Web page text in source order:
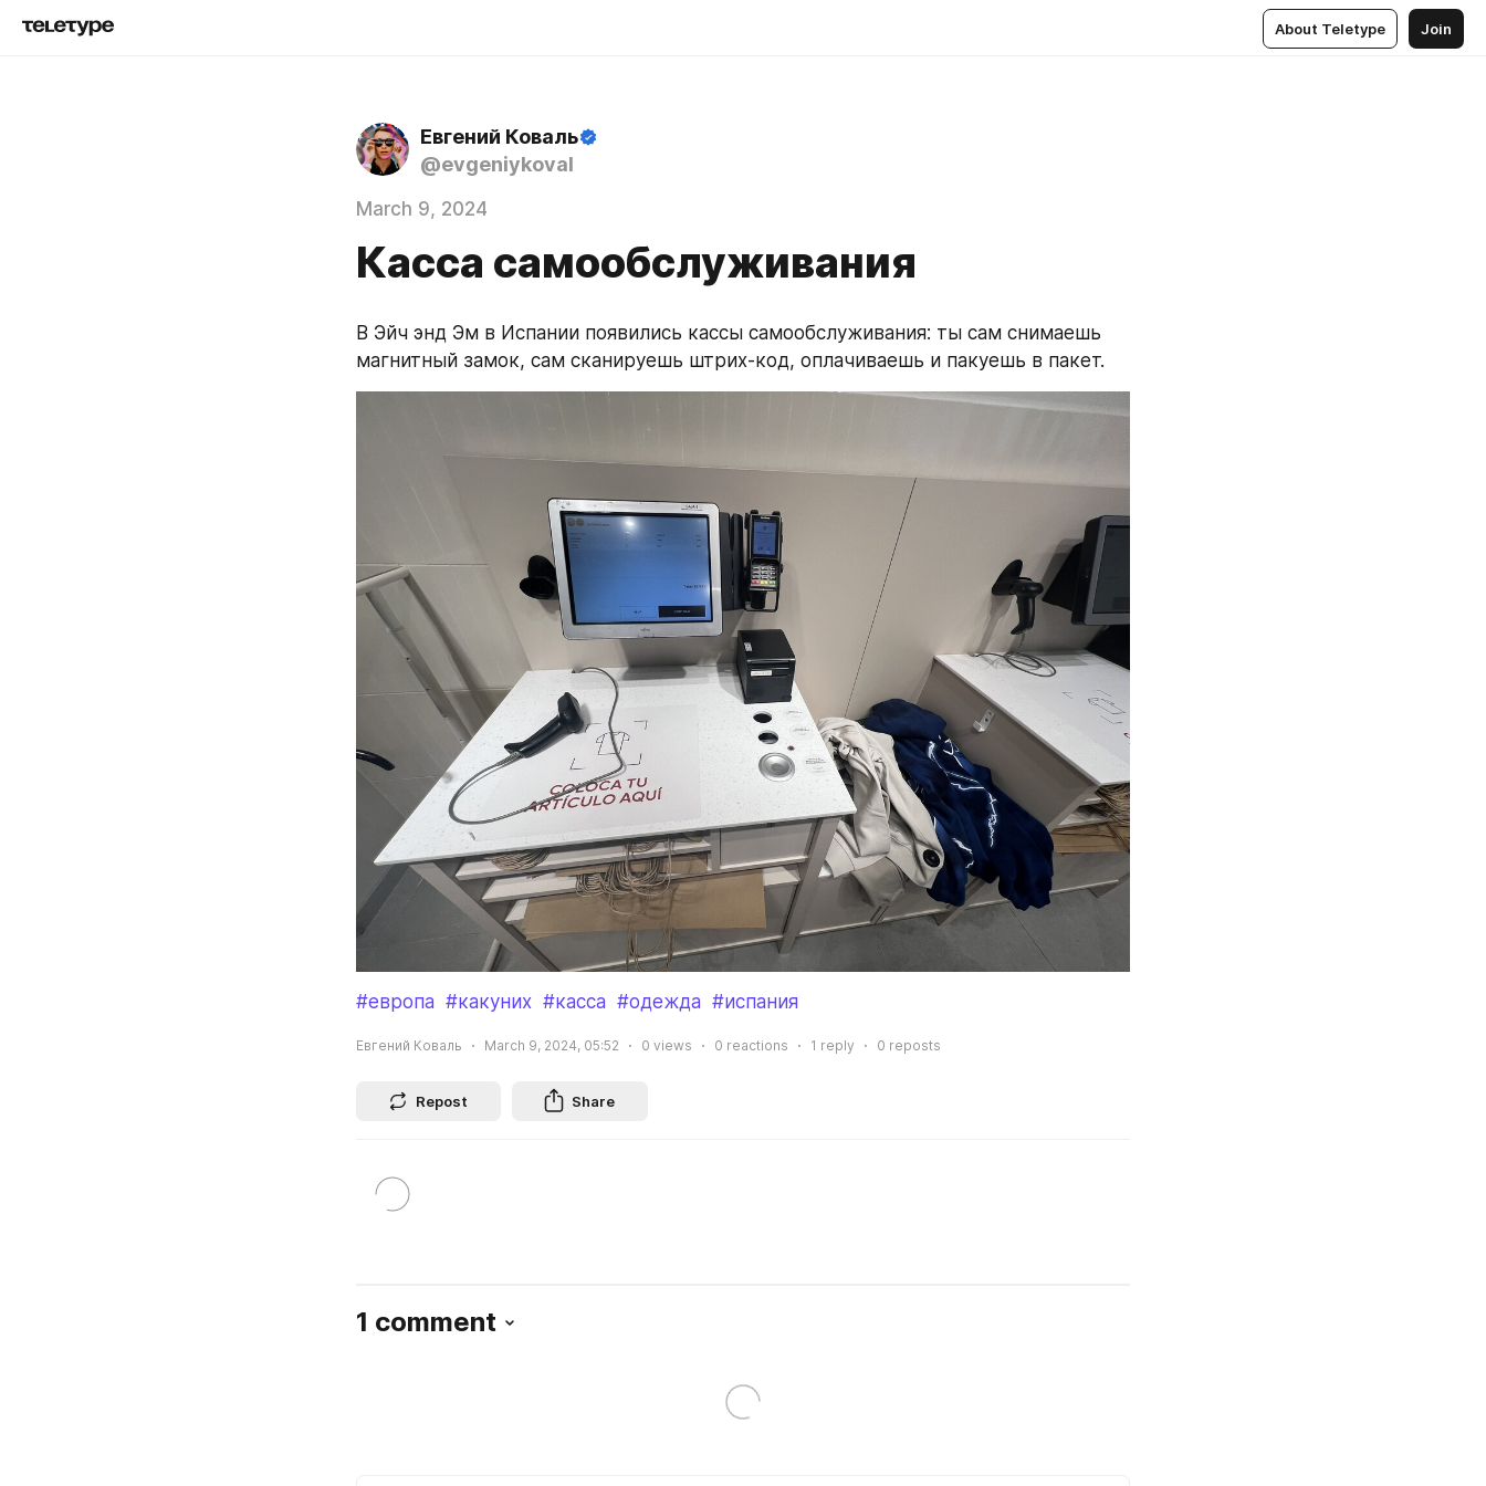
About Teletype Join
Евгений Коваль
@evgeniykoval
March 9, 2024
Касса самообслуживания
В Эйч энд Эм в Испании появились кассы самообслуживания: ты сам снимаешь
магнитный замок, сам сканируешь штрих-код, оплачиваешь и пакуешь в пакет.
#европа #какуних #касса #одежда #испания
Евгений Коваль March 9, 2024, 05:52 0 views 0 reactions 1 reply 0 reposts
Repost Share
1 comment